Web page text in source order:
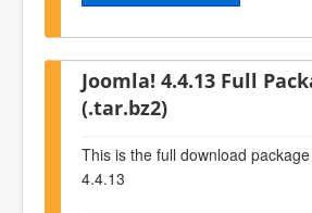
Joomla! 4.4.13 Full
(.tar.bz2)
This is the full download
4.4.13